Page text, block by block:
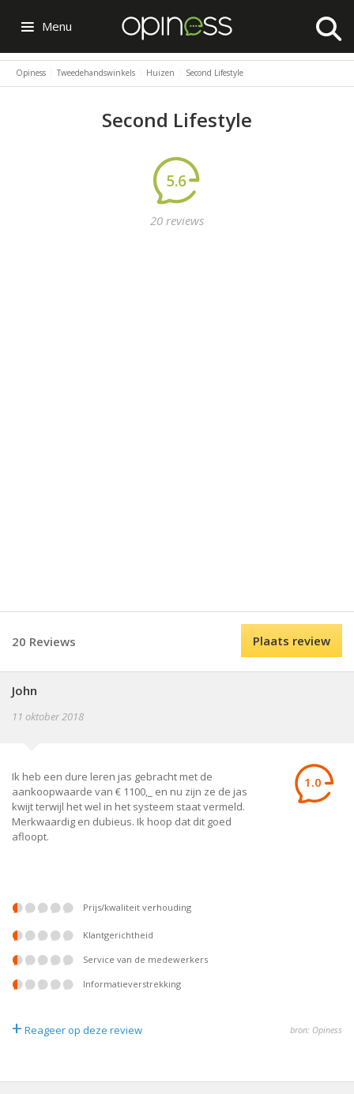
Menu
Opiness Tweedehandswinkels Huizen Second Lifestyle
Second Lifestyle
5.6
20 reviews
20 Reviews Plaats review
John
11 oktober 2018
Ik heb een dure leren jas gebracht met de
aankoopwaarde van € 1100,_ en nu zijn ze de jas
kwijt terwijl het wel in het systeem staat vermeld.
Merkwaardig en dubieus. Ik hoop dat dit goed
afloopt.
1.0
prijs/kwaliteit verhouding
klantgerichtheid
service van de medewerkers
informatieverstrekking
+ Reageer op deze review bron: Opiness